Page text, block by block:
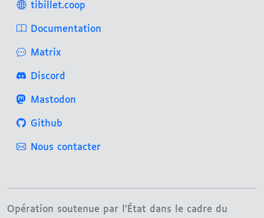
tibillet.coop
Documentation
Matrix
Discord
Mastodon
Github
Nous contacter
Opération soutenue par l’État dans le cadre du